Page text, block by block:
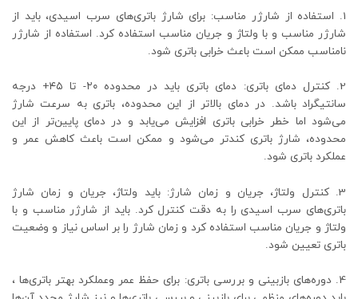
1. استفاده از شارژر مناسب: برای شارژ باتری‌های سرب اسیدی، باید از
شارژر مناسب و با ولتاژ و جریان مناسب استفاده کرد. استفاده از شارژر
نامناسب ممکن است باعث خرابی باتری شود.
2. کنترل دمای باتری: دمای باتری باید در محدوده ۲۰- تا ۴۵+ درجه
سانتیگراد باشد. در دمای بالاتر از این محدوده، باتری به سرعت شارژ
می‌شود اما خطر خرابی باتری افزایش می‌یابد و در دمای پایین‌تر از این
محدوده، شارژ باتری کندتر می‌شود و ممکن است باعث کاهش عمر و
عملکرد باتری شود.
3. کنترل ولتاژ، جریان و زمان شارژ: باید ولتاژ، جریان و زمان شارژ
باتری‌های سرب اسیدی را به دقت کنترل کرد. باید از شارژر مناسب و با
ولتاژ و جریان مناسب استفاده کرد و زمان شارژ را بر اساس نیاز و وضعیت
باتری تعیین شود.
4. دوره‌های بازبینی و بررسی باتری: برای حفظ عمر وعملکرد بهتر باتری‌ها ،